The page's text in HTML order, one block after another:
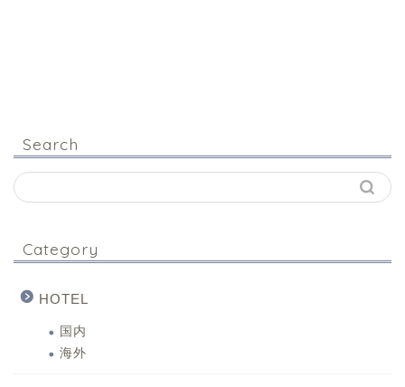
Search
Category
HOTEL
国内
海外